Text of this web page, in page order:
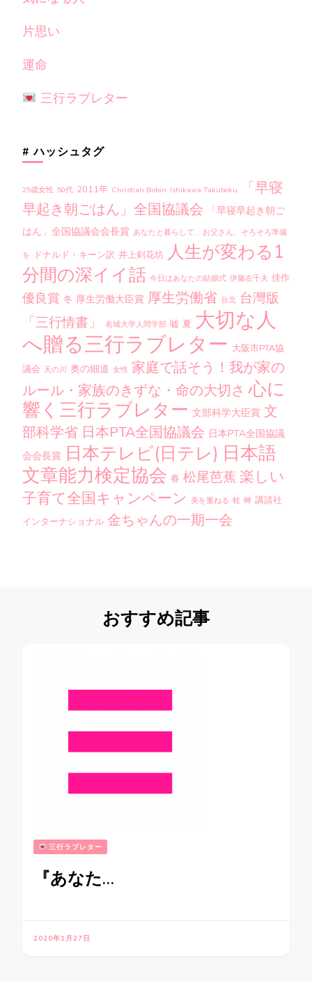
片思い
運命
三行ラブレター
# ハッシュタグ
25歳女性 50代 2011年 Christian Bobin Ishikawa Takuboku
「早寝
早起き朝ごはん」全国協議会
「早寝早起き朝ご
はん」全国協議会会長賞 あなたと暮らして… お父さん、そろそろ準備
を ドナルド・キーン訳 井上剣花坊 人生が変わる1
分間の深イイ話 今日はあなたの結婚式 伊藤左千夫 佳作
優良賞 冬 厚生労働大臣賞 厚生労働省 台北 台灣版
「三行情書」
名城大学人間学部 嘘 夏 大切な人
へ贈る三行ラブレター 大阪市PTA協
議会 天の川 奥の細道 女性 家庭で話そう！我が家の
ルール・家族のきずな・命の大切さ 心に
響く三行ラブレター 文部科学大臣賞 文
部科学省 日本PTA全国協議会 日本PTA全国協議
会会長賞 日本テレビ(日テレ) 日本語
文章能力検定協会 春 松尾芭蕉 楽しい
子育て全国キャンペーン 美を重ねる 蛙 蝉 講談社
インターナショナル 金ちゃんの一期一会
おすすめ記事
三行ラブレター
『あなた…
2020年1月27日